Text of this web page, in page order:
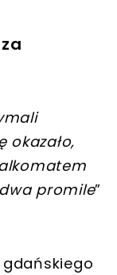
okazało,
promile”